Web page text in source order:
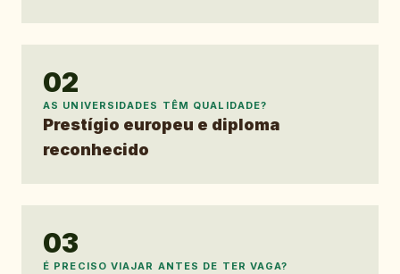
02
AS UNIVERSIDADES TÊM QUALIDADE?
Prestígio europeu e diploma
reconhecido
03
É PRECISO VIAJAR ANTES DE TER VAGA?